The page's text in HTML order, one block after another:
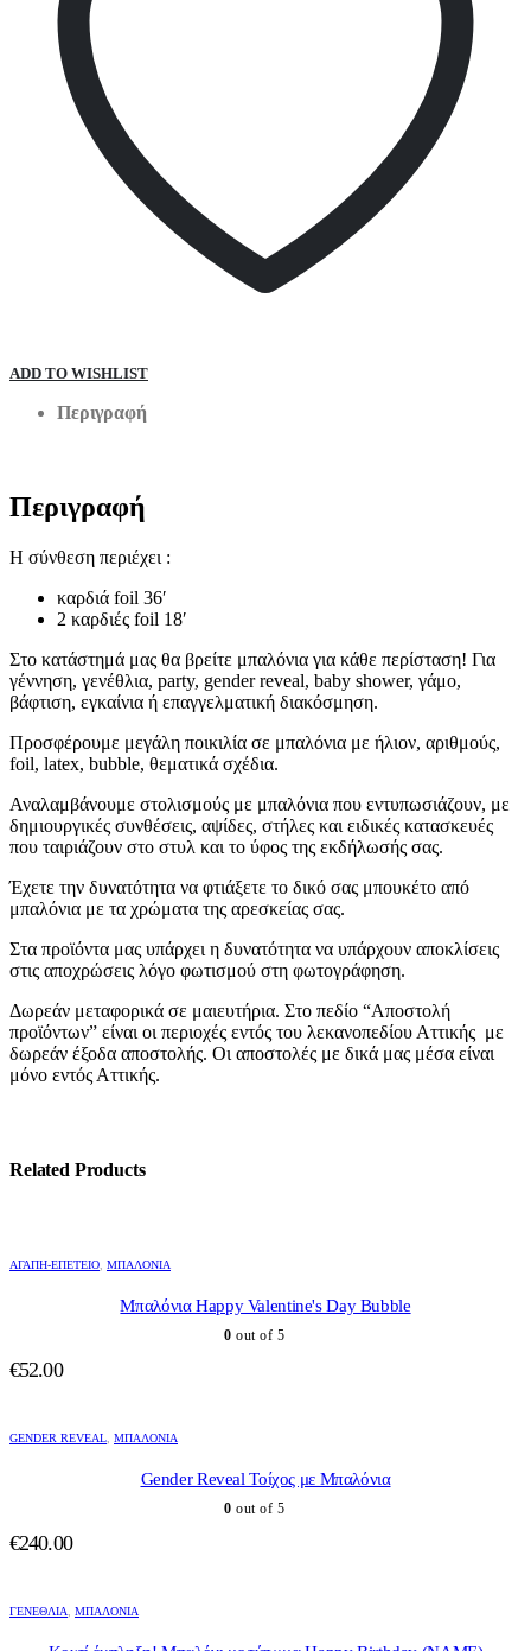
ADD TO WISHLIST
Περιγραφή
Περιγραφή
Η σύνθεση περιέχει :
καρδιά foil 36′
2 καρδιές foil 18′
Στο κατάστημά μας θα βρείτε μπαλόνια για κάθε περίσταση! Για
γέννηση, γενέθλια, party, gender reveal, baby shower, γάμο,
βάφτιση, εγκαίνια ή επαγγελματική διακόσμηση.
Προσφέρουμε μεγάλη ποικιλία σε μπαλόνια με ήλιον, αριθμούς,
foil, latex, bubble, θεματικά σχέδια.
Αναλαμβάνουμε στολισμούς με μπαλόνια που εντυπωσιάζουν, με
δημιουργικές συνθέσεις, αψίδες, στήλες και ειδικές κατασκευές
που ταιριάζουν στο στυλ και το ύφος της εκδήλωσής σας.
Έχετε την δυνατότητα να φτιάξετε το δικό σας μπουκέτο από
μπαλόνια με τα χρώματα της αρεσκείας σας.
Στα προϊόντα μας υπάρχει η δυνατότητα να υπάρχουν αποκλίσεις
στις αποχρώσεις λόγο φωτισμού στη φωτογράφηση.
Δωρεάν μεταφορικά σε μαιευτήρια. Στο πεδίο “Αποστολή
προϊόντων” είναι οι περιοχές εντός του λεκανοπεδίου Αττικής με
δωρεάν έξοδα αποστολής. Οι αποστολές με δικά μας μέσα είναι
μόνο εντός Αττικής.
Related Products
ΑΓΆΠΗ-ΕΠΈΤΕΙΟ ΜΠΑΛΌΝΙΑ
Μπαλόνια Happy Valentine's Day Bubble
0 out of 5
€52.00
GENDER REVEAL ΜΠΑΛΌΝΙΑ
Gender Reveal Τοίχος με Μπαλόνια
0 out of 5
€240.00
ΓΕΝΈΘΛΙΑ ΜΠΑΛΌΝΙΑ